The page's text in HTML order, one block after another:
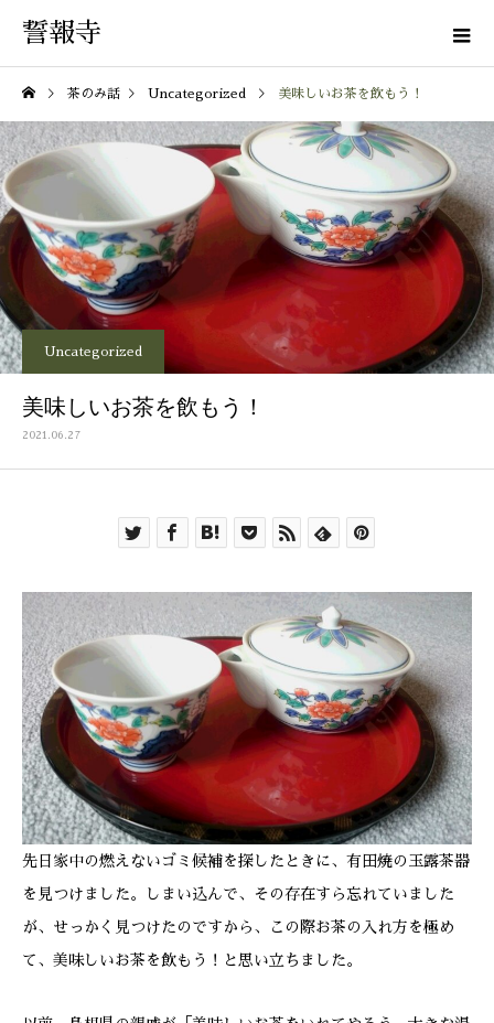
誓報寺
茶のみ話 Uncategorized 美味しいお茶を飲もう！
Uncategorized
美味しいお茶を飲もう！
2021.06.27
先日家中の燃えないゴミ候補を探したときに、有田焼の玉露茶器
を見つけました。しまい込んで、その存在すら忘れていました
が、せっかく見つけたのですから、この際お茶の入れ方を極め
て、美味しいお茶を飲もう！と思い立ちました。